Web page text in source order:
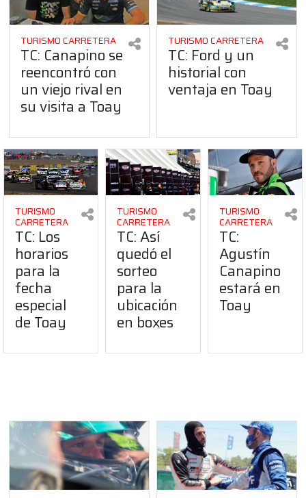
TURISMO CARRETERA
TC: Canapino se
reencontró con
un viejo rival en
su visita a Toay
TURISMO CARRETERA
TC: Ford y un
historial con
ventaja en Toay
TURISMO
CARRETERA
TC: Los
horarios
para la
fecha
especial
de Toay
TURISMO
CARRETERA
TC: Así
quedó el
sorteo
para la
ubicación
en boxes
TURISMO
CARRETERA
TC:
Agustín
Canapino
estará en
Toay